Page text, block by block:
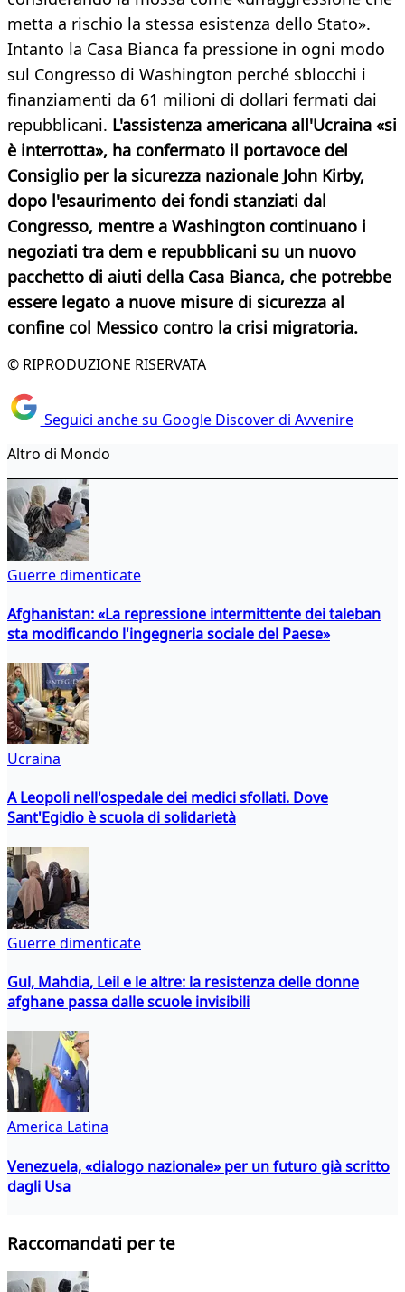
metta a rischio la stessa esistenza dello Stato».
Intanto la Casa Bianca fa pressione in ogni modo
sul Congresso di Washington perché sblocchi i
finanziamenti da 61 milioni di dollari fermati dai
repubblicani. L'assistenza americana all'Ucraina «si
è interrotta», ha confermato il portavoce del
Consiglio per la sicurezza nazionale John Kirby,
dopo l'esaurimento dei fondi stanziati dal
Congresso, mentre a Washington continuano i
negoziati tra dem e repubblicani su un nuovo
pacchetto di aiuti della Casa Bianca, che potrebbe
essere legato a nuove misure di sicurezza al
confine col Messico contro la crisi migratoria.
© RIPRODUZIONE RISERVATA
Seguici anche su Google Discover di Avvenire
Altro di Mondo
Guerre dimenticate
Afghanistan: «La repressione intermittente dei taleban
sta modificando l'ingegneria sociale del Paese»
Ucraina
A Leopoli nell'ospedale dei medici sfollati. Dove
Sant'Egidio è scuola di solidarietà
Guerre dimenticate
Gul, Mahdia, Leil e le altre: la resistenza delle donne
afghane passa dalle scuole invisibili
America Latina
Venezuela, «dialogo nazionale» per un futuro già scritto
dagli Usa
Raccomandati per te